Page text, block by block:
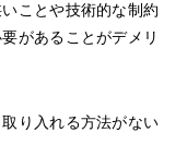
ことや技術的な制約
があることがデメリ
り入れる方法がない